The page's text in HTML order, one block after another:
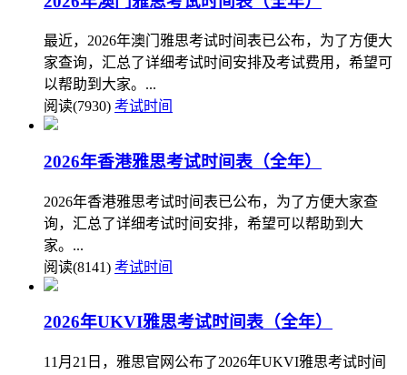
最近，2026年澳门雅思考试时间表已公布，为了方便大
家查询，汇总了详细考试时间安排及考试费用，希望可
以帮助到大家。...
阅读(7930) 考试时间
2026年香港雅思考试时间表（全年）
2026年香港雅思考试时间表已公布，为了方便大家查
询，汇总了详细考试时间安排，希望可以帮助到大
家。...
阅读(8141) 考试时间
2026年UKVI雅思考试时间表（全年）
11月21日，雅思官网公布了2026年UKVI雅思考试时间